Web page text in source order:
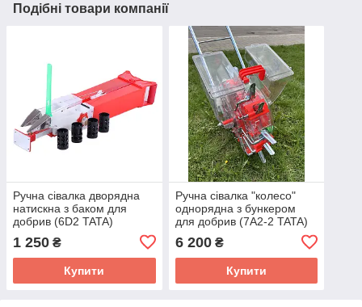
Подібні товари компанії
Ручна сівалка дворядна
натискна з баком для
добрив (6D2 TATA)
1 250 ₴
Купити
Ручна сівалка "колесо"
однорядна з бункером
для добрив (7A2-2 TATA)
6 200₴
Купити